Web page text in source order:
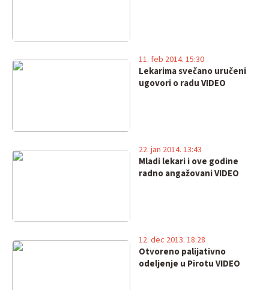
Lekarima svečano uručeni
ugovori o radu VIDEO
11. feb 2014. 15:30
Mladi lekari i ove godine
radno angažovani VIDEO
22. jan 2014. 13:43
Otvoreno palijativno
odeljenje u Pirotu VIDEO
12. dec 2013. 18:28